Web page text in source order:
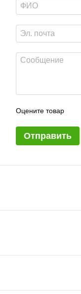
Оцените товар
Отправить